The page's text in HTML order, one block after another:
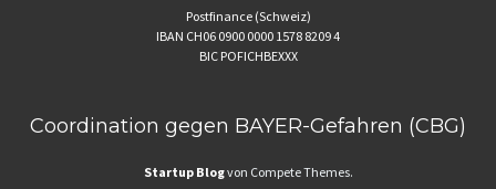
Postfinance (Schweiz)
IBAN CH06 0900 0000 1578 8209 4
BIC POFICHBEXXX
Coordination gegen BAYER-Gefahren (CBG)
Startup Blogvon Compete Themes.